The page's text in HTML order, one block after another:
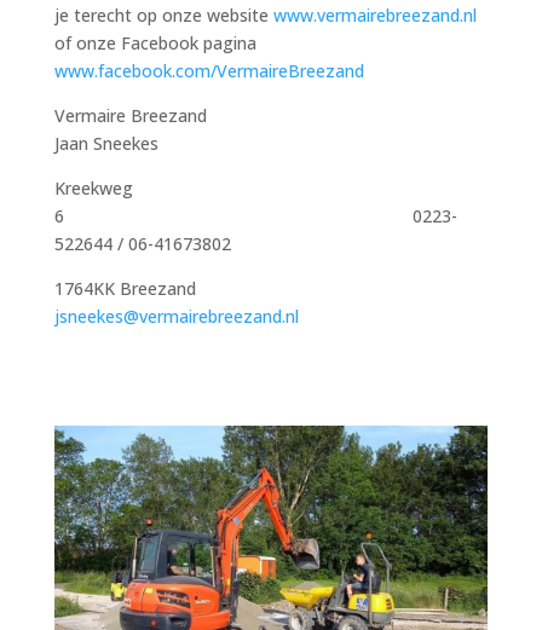
je terecht op onze website www.vermairebreezand.nl
of onze Facebook pagina
www.facebook.com/VermaireBreezand
Vermaire Breezand
Jaan Sneekes
Kreekweg
6 0223-
522644 / 06-41673802
1764KK Breezand
jsneekes@vermairebreezand.nl